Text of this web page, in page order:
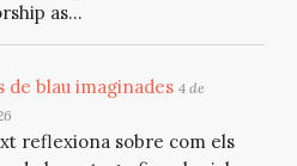
as...
de blau imaginades 4 de
reflexiona sobre com els